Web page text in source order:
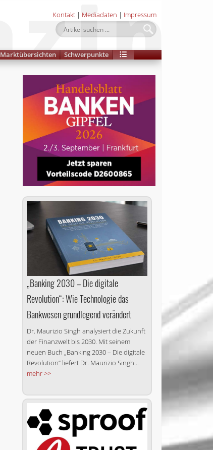
Kontakt | Mediadaten | Impressum
Marktübersichten Schwerpunkte
„Banking 2030 – Die digitale
Revolution“: Wie Technologie das
Bankwesen grundlegend verändert
Dr. Maurizio Singh analysiert die Zukunft
der Finanzwelt bis 2030. Mit seinem
neuen Buch „Banking 2030 – Die digitale
Revolution“ liefert Dr. Maurizio Singh...
mehr >>